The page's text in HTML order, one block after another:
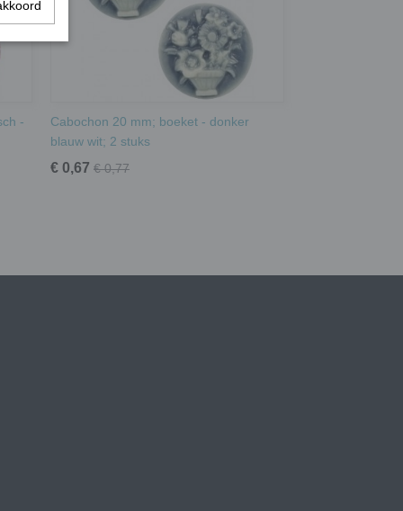
-
Cabochon 20 mm; boeket - donker
blauw wit; 2 stuks
€ 0,67 € 0,77